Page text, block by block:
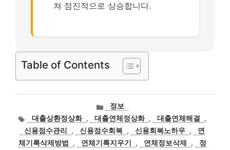
쳐 점진적으로 상승합니다.
Table of Contents
카
테
고
리
정보
태
그
대출상환정상화 , 대출연체정상화 , 대출연체해결
,
신용점수관리
, 신용점수회복 , 신용회복노하우 ,
연
체기록삭제방법
, 연체기록지우기 , 연체정보삭제 ,
정